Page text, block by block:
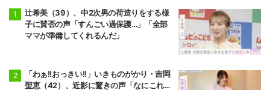
辻希美（39）、中2次男の荷造りをする様
子に賛否の声「すんごい過保護…」「全部
ママが準備してくれるんだ」
「わぁ!!おっきい!!」いきものがかり・吉岡
聖恵（42）、近影に驚きの声「なにこれ…